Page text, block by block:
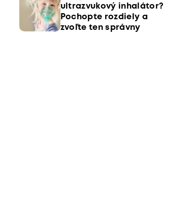
ultrazvukový inhalátor?
Pochopte rozdiely a
zvoľte ten správny